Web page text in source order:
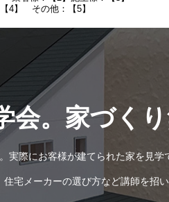
4】 その他：【5】
。家づく
実際にお客様が建てられた家を見学
宅メーカーの選び方など講師を招